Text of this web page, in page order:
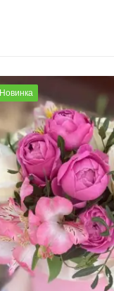
Новинка